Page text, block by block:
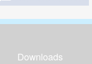
Downloads